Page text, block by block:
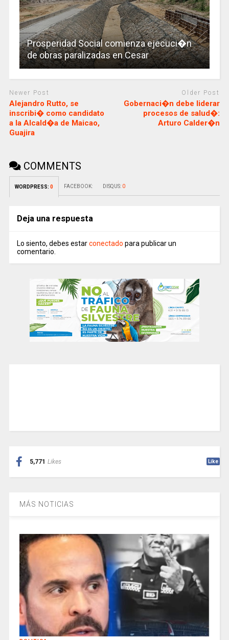
Prosperidad Social comienza ejecuci�n
de obras paralizadas en Cesar
Newer Post
Alejandro Rutto, se
inscribi� como candidato
a la Alcald�a de Maicao,
Guajira
Older Post
Gobernaci�n debe liderar
procesos de salud�:
Arturo Calder�n
COMMENTS
WORDPRESS: 0 FACEBOOK: DISQUS: 0
Deja una respuesta
Lo siento, debes estarconectado para publicar un
comentario.
5,771 Likes Like
MÁS NOTICIAS